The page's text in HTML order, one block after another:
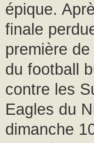
épique.
finale
première
du football
contre les
Eagles du
dimanche